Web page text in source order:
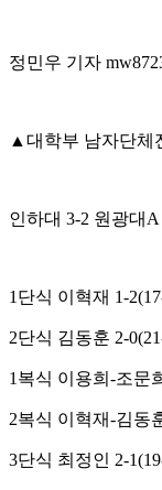
정민우 기자
▲대학부 남자단체
인하대 3-2 원광대A
1단식 이혁재 1-
2단식 김동훈 2-
1복식 이용희 -조문
2복식 이혁재-김동
3단식 최정인 2-